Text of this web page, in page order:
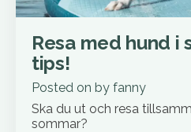
Resa med hund i
tips!
Posted on by fanny
Ska du ut och resa
sommar?